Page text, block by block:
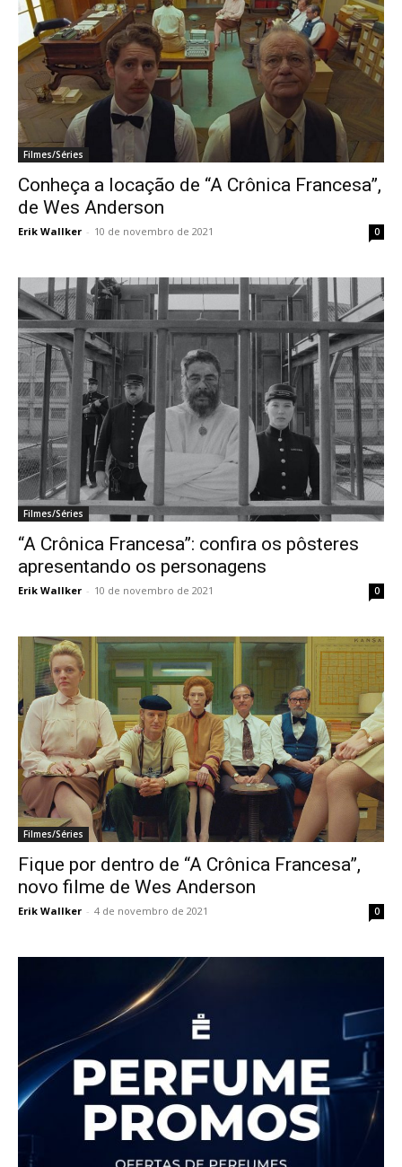
Filmes/Séries
Conheça a locação de “A Crônica Francesa”,
de Wes Anderson
Erik Wallker - 10 de novembro de 2021 0
Filmes/Séries
“A Crônica Francesa”: confira os pôsteres
apresentando os personagens
Erik Wallker - 10 de novembro de 2021 0
Filmes/Séries
Fique por dentro de “A Crônica Francesa”,
novo filme de Wes Anderson
Erik Wallker - 4 de novembro de 2021 0